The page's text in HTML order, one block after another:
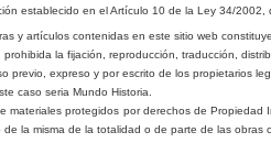
establecido en el Artículo 10 de la Ley 34/2002,
ras y artículos contenidas en este sitio web
prohibida la fijación, reproducción, traducción, distrib
previo, expreso y por escrito de los propietarios
caso seria Mundo Historia.
materiales protegidos por derechos de
la misma de la totalidad o de parte de las obras